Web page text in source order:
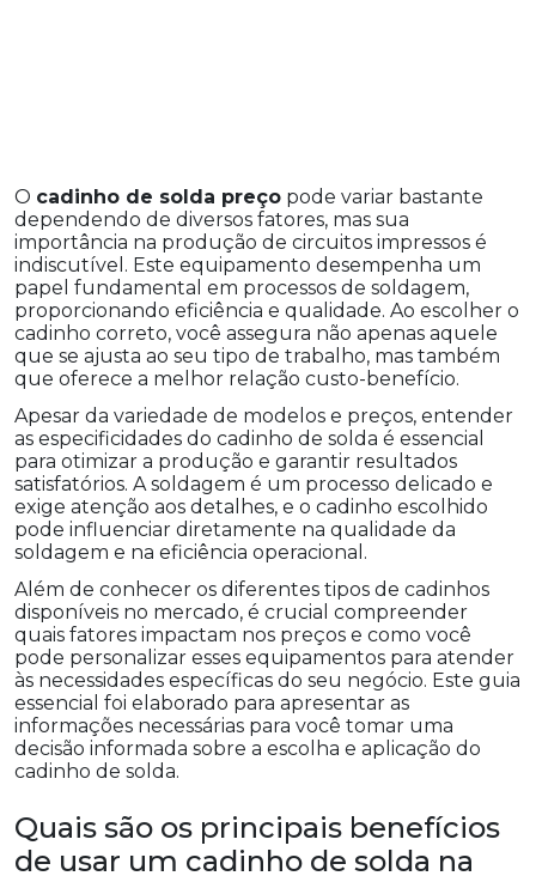
O cadinho de solda preço pode variar bastante
dependendo de diversos fatores, mas sua
importância na produção de circuitos impressos é
indiscutível. Este equipamento desempenha um
papel fundamental em processos de soldagem,
proporcionando eficiência e qualidade. Ao escolher o
cadinho correto, você assegura não apenas aquele
que se ajusta ao seu tipo de trabalho, mas também
que oferece a melhor relação custo-benefício.
Apesar da variedade de modelos e preços, entender
as especificidades do cadinho de solda é essencial
para otimizar a produção e garantir resultados
satisfatórios. A soldagem é um processo delicado e
exige atenção aos detalhes, e o cadinho escolhido
pode influenciar diretamente na qualidade da
soldagem e na eficiência operacional.
Além de conhecer os diferentes tipos de cadinhos
disponíveis no mercado, é crucial compreender
quais fatores impactam nos preços e como você
pode personalizar esses equipamentos para atender
às necessidades específicas do seu negócio. Este guia
essencial foi elaborado para apresentar as
informações necessárias para você tomar uma
decisão informada sobre a escolha e aplicação do
cadinho de solda.
Quais são os principais benefícios
de usar um cadinho de solda na